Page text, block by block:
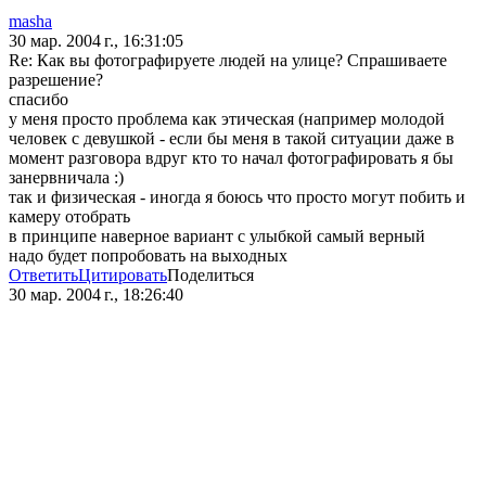
masha
30 мар. 2004 г., 16:31:05
Re: Как вы фотографируете людей на улице? Спрашиваете
разрешение?
спасибо
у меня просто проблема как этическая (например молодой
человек с девушкой - если бы меня в такой ситуации даже в
момент разговора вдруг кто то начал фотографировать я бы
занервничала :)
так и физическая - иногда я боюсь что просто могут побить и
камеру отобрать
в принципе наверное вариант с улыбкой самый верный
надо будет попробовать на выходных
ОтветитьЦитироватьПоделиться
30 мар. 2004 г., 18:26:40